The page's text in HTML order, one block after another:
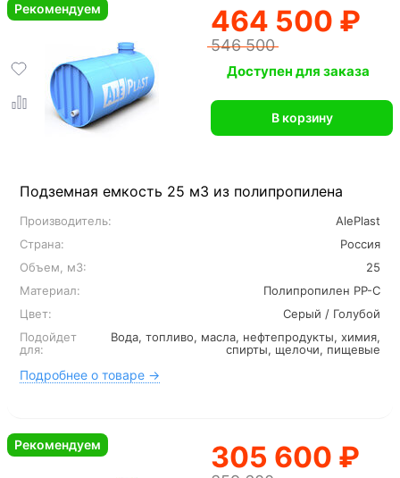
Подземная емкость 25 м3 из полипропилена
Производитель:
AlePlast
Страна:
Россия
Объем, м3:
25
Материал:
Полипропилен PP-C
Цвет:
Серый / Голубой
Подойдет
для:
Вода, топливо, масла, нефтепродукты, химия,
спирты, щелочи, пищевые
Подробнее о товаре →
464 500 ₽
546 500
Рекомендуем
Доступен для заказа
В корзину
305 600 ₽
Рекомендуем